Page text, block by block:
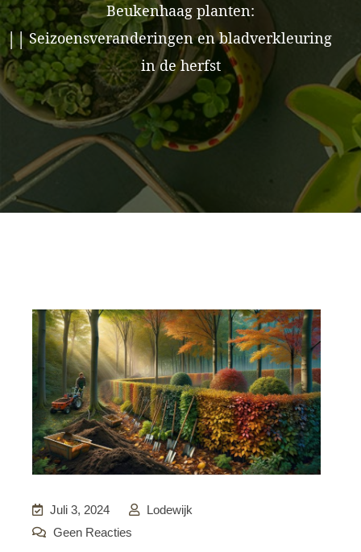
Beukenhaag planten:
Seizoensveranderingen en bladverkleuring
in de herfst
Juli 3, 2024
Lodewijk
Geen Reacties